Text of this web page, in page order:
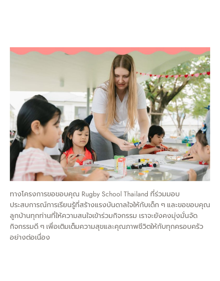
ทางโครงการขอขอบคุณ Rugby School Thailand ที่ร่วมมอบ
ประสบการณ์การเรียนรู้ที่สร้างแรงบันดาลใจให้กับเด็ก ๆ และขอขอบคุณ
ลูกบ้านทุกท่านที่ให้ความสนใจเข้าร่วมกิจกรรม เราจะยังคงมุ่งมั่นจัด
กิจกรรมดี ๆ เพื่อเติมเต็มความสุขและคุณภาพชีวิตให้กับทุกครอบครัว
อย่างต่อเนื่อง